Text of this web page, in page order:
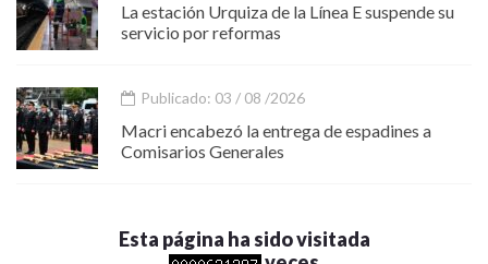
La estación Urquiza de la Línea E suspende su
servicio por reformas
Publicado: 03 / 08 /2026
Macri encabezó la entrega de espadines a
Comisarios Generales
Esta página ha sido visitada